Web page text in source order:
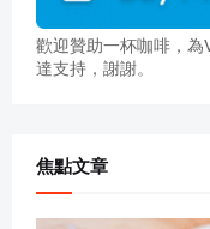
歡迎贊助一杯咖啡，
達支持，謝謝。
焦點文章